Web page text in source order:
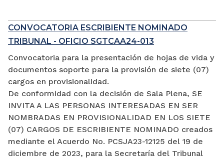
CONVOCATORIA ESCRIBIENTE NOMINADO
TRIBUNAL - OFICIO SGTCAA24-013
Convocatoria para la presentación de hojas de vida y
documentos soporte para la provisión de siete (07)
cargos en provisionalidad.
De conformidad con la decisión de Sala Plena, SE
INVITA A LAS PERSONAS INTERESADAS EN SER
NOMBRADAS EN PROVISIONALIDAD EN LOS SIETE
(07) CARGOS DE ESCRIBIENTE NOMINADO creados
mediante el Acuerdo No. PCSJA23-12125 del 19 de
diciembre de 2023, para la Secretaría del Tribunal